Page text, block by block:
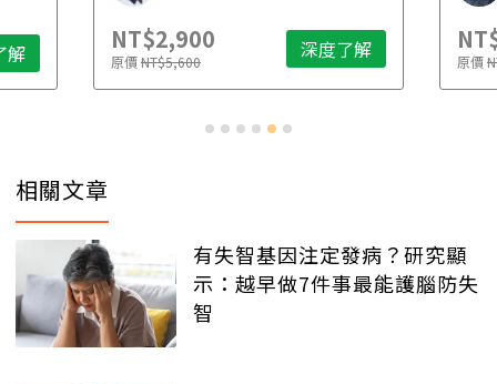
解 NT$2,900
原價NT$5,600 深度了解 原價
相關文章
有失智基因注定發病？研究顯
示：越早做7件事最能護腦防失
智